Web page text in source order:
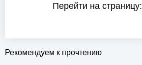
Перейти на страницу:
Рекомендуем к прочтению